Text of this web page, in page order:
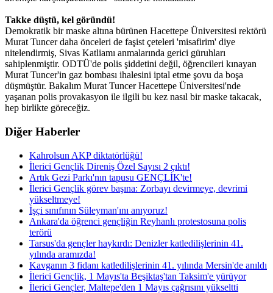
Takke düştü, kel göründü!
Demokratik bir maske altına bürünen Hacettepe Üniversitesi rektörü
Murat Tuncer daha önceleri de faşist çeteleri 'misafirim' diye
nitelendirmiş, Sivas Katliamı anmalarında gerici güruhları
sahiplenmiştir. ODTÜ'de polis şiddetini değil, öğrencileri kınayan
Murat Tuncer'in gaz bombası ihalesini iptal etme şovu da boşa
düşmüştür. Bakalım Murat Tuncer Hacettepe Üniversitesi'nde
yaşanan polis provakasyon ile ilgili bu kez nasıl bir maske takacak,
hep birlikte göreceğiz.
Diğer Haberler
Kahrolsun AKP diktatörlüğü!
İlerici Gençlik Direniş Özel Sayısı 2 çıktı!
Artık Gezi Parkı'nın tapusu GENÇLİK'te!
İlerici Gençlik görev başına: Zorbayı devirmeye, devrimi
yükseltmeye!
İşçi sınıfının Süleyman'ını anıyoruz!
Ankara'da öğrenci gençliğin Reyhanlı protestosuna polis
terörü
Tarsus'da gençler haykırdı: Denizler katledilişlerinin 41.
yılında aramızda!
Kavganın 3 fidanı katledilişlerinin 41. yılında Mersin'de anıldı
İlerici Gençlik, 1 Mayıs'ta Beşiktaş'tan Taksim'e yürüyor
İlerici Gençler, Maltepe'den 1 Mayıs çağrısını yükseltti